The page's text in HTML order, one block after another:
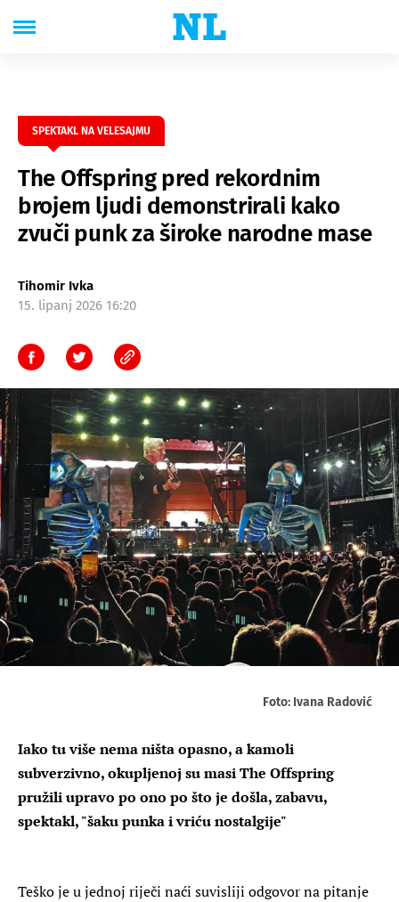
SPEKTAKL NA VELESAJMU
The Offspring pred rekordnim
brojem ljudi demonstrirali kako
zvuči punk za široke narodne mase
Tihomir Ivka
15. lipanj 2026 16:20
Foto: Ivana Radović
Iako tu više nema ništa opasno, a kamoli
subverzivno, okupljenoj su masi The Offspring
pružili upravo po ono po što je došla, zabavu,
spektakl, "šaku punka i vriću nostalgije"
Teško je u jednoj riječi naći suvisliji odgovor na pitanje